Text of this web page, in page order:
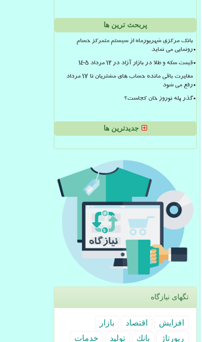
پربحث ترین ها
بانک مرکزی شهریورماه از سیستم متمرکز حسام
رونمایی می نماید
قیمت سکه و طلا در بازار آزاد در ۱۲ مرداد ۱۴۰۵
مغایرت باقی مانده حساب های مشتریان تا 17 مرداد
رفع می شود
گذر پله نوروز خان کجاست؟
جدیدترین ها
تگهای نیازگاه
افزایش اقتصاد
بازار
رپورتاژ
بانك تولید خدمات